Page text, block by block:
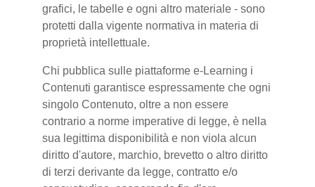
grafici, le tabelle e ogni altro materiale - sono
protetti dalla vigente normativa in materia di
proprietà intellettuale.
Chi pubblica sulle piattaforme e-Learning i
Contenuti garantisce espressamente che ogni
singolo Contenuto, oltre a non essere
contrario a norme imperative di legge, è nella
sua legittima disponibilità e non viola alcun
diritto d'autore, marchio, brevetto o altro diritto
di terzi derivante da legge, contratto e/o